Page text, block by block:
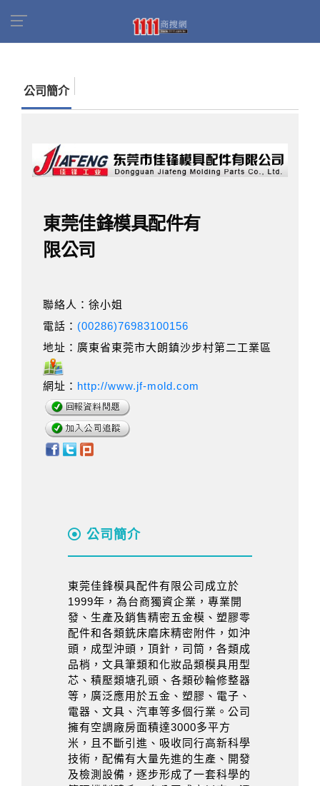
公司
公司簡介
東莞佳鋒模具配件有
限公司
聯絡人：徐小姐
電話： (00286)76983100156
地址：廣東省東莞市大朗鎮沙步村第二工業區
網址： http://www.jf-mold.com
公司簡介
東莞佳鋒模具配件有限公司成立於
1999年，為台商獨資企業，專業開
發、生產及銷售精密五金模、塑膠零
配件和各類銑床磨床精密附件，如沖
頭，成型沖頭，頂針，司筒，各類成
品梢，文具筆類和化妝品類模具用型
芯、積壓類塘孔頭、各類砂輪修整器
等，廣泛應用於五金、塑膠、電子、
電器、文具、汽車等多個行業。公司
擁有空調廠房面積達3000多平方
米，且不斷引進、吸收同行高新科學
技術，配備有大量先進的生產、開發
及檢測設備，逐步形成了一套科學的